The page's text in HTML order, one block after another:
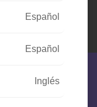
Español
Español
Inglés